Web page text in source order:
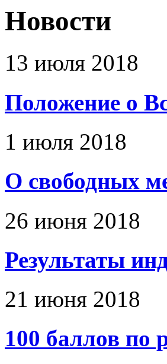
Новости
13 июля 2018
Положение о
1 июля 2018
О свободных
26 июня 2018
Результаты
21 июня 2018
100 баллов по